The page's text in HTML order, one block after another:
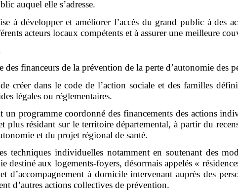
auquel elle s’adresse.
à développer et améliorer l’accès du grand public à des
acteurs locaux compétents et à assurer une meilleure
des financeurs de la prévention de la perte d’autonomie des
créer dans le code de l’action sociale et des familles
légales ou réglementaires.
un programme coordonné des financements des actions
plus résidant sur le territoire départemental, à partir du
et du projet régional de santé.
techniques individuelles notamment en soutenant des
destiné aux logements-foyers, désormais appelés «
d’accompagnement à domicile intervenant auprès des
d’autres actions collectives de prévention.